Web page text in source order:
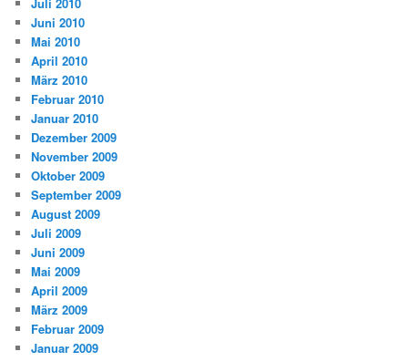
Juni 2010
Mai 2010
April 2010
März 2010
Februar 2010
Januar 2010
Dezember 2009
November 2009
Oktober 2009
September 2009
August 2009
Juli 2009
Juni 2009
Mai 2009
April 2009
März 2009
Februar 2009
Januar 2009